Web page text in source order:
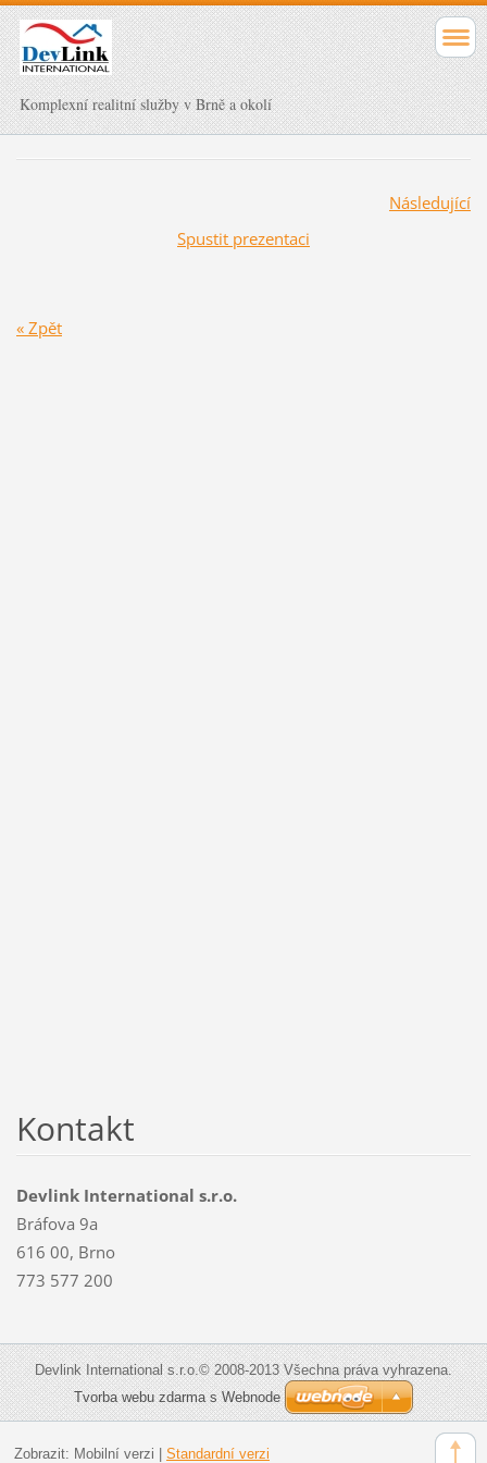
Komplexní realitní služby v Brně a okolí
Následující
Spustit prezentaci
« Zpět
Kontakt
Devlink International s.r.o.
Bráfova 9a
616 00, Brno
773 577 200
Devlink International s.r.o.© 2008-2013 Všechna práva vyhrazena.
Tvorba webu zdarma s Webnode
Zobrazit: Mobilní verzi Standardní verzi